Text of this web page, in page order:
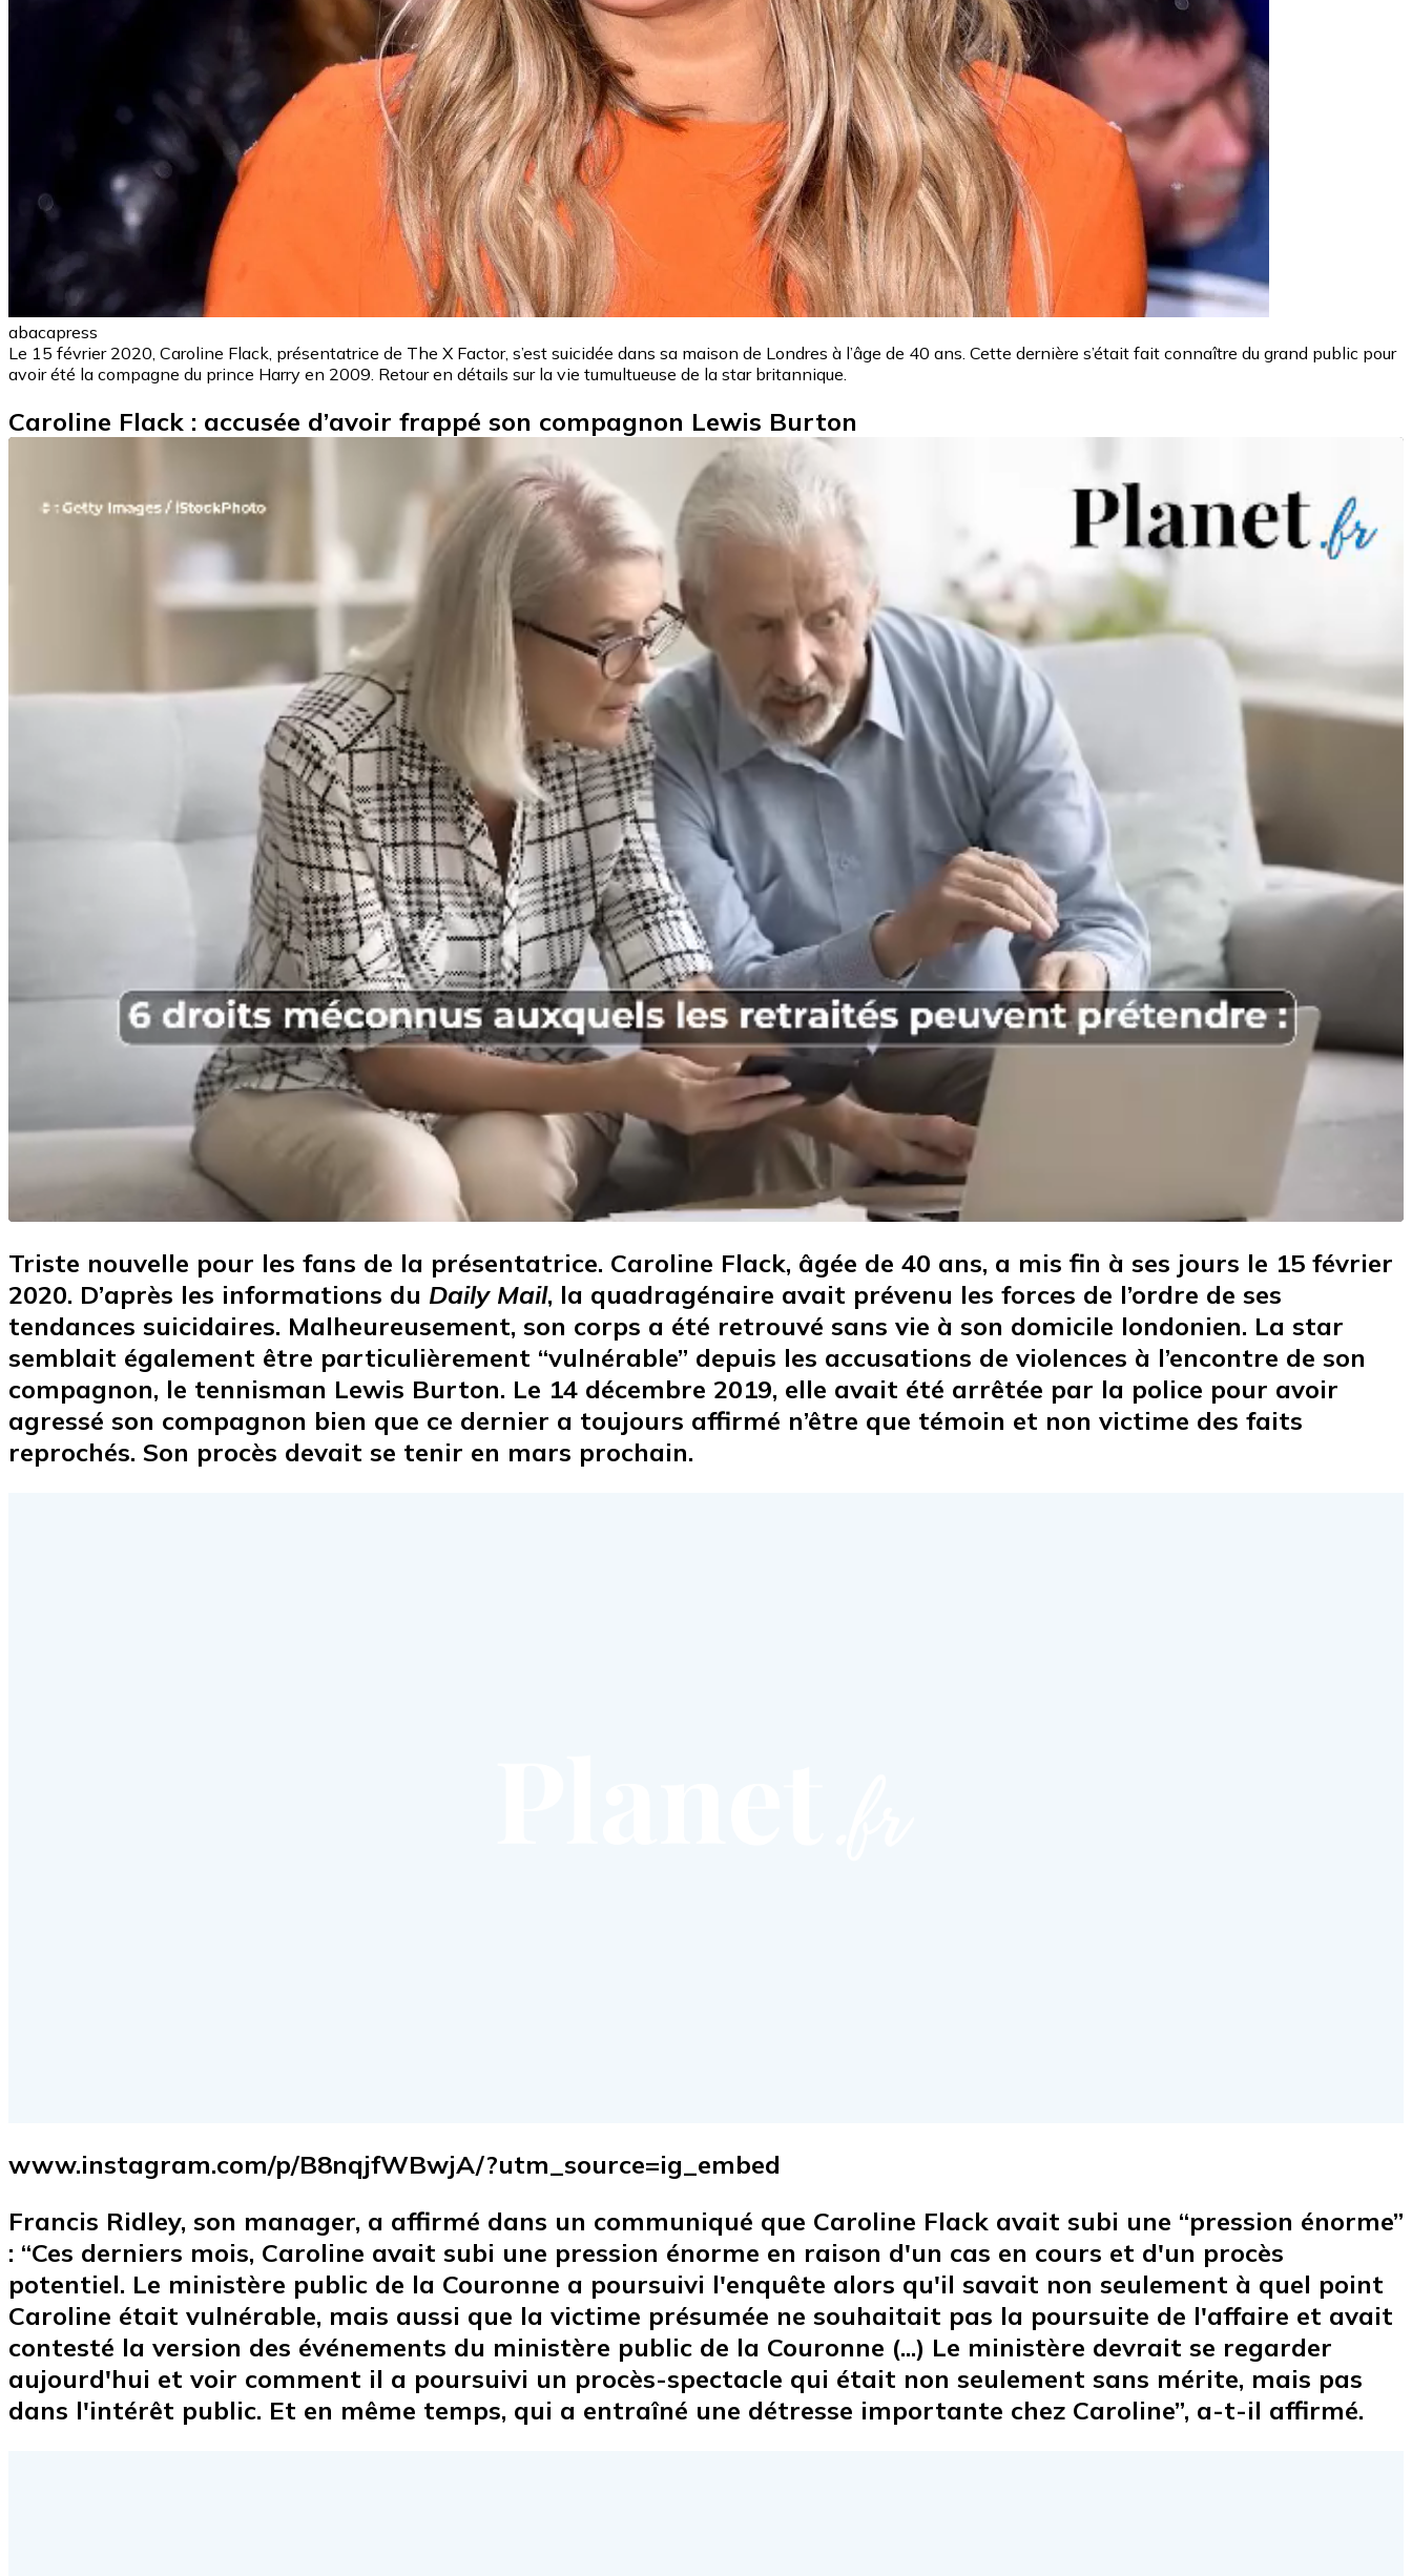
abacapress
Le 15 février 2020, Caroline Flack, présentatrice de The X Factor, s’est suicidée dans sa maison de Londres à l’âge de 40 ans. Cette dernière s’était fait connaître du grand public pour
avoir été la compagne du prince Harry en 2009. Retour en détails sur la vie tumultueuse de la star britannique.
Caroline Flack : accusée d’avoir frappé son compagnon Lewis Burton
Triste nouvelle pour les fans de la présentatrice. Caroline Flack, âgée de 40 ans, a mis fin à ses jours le 15 février
2020. D’après les informations du Daily Mail, la quadragénaire avait prévenu les forces de l’ordre de ses
tendances suicidaires. Malheureusement, son corps a été retrouvé sans vie à son domicile londonien. La star
semblait également être particulièrement “vulnérable” depuis les accusations de violences à l’encontre de son
compagnon, le tennisman Lewis Burton. Le 14 décembre 2019, elle avait été arrêtée par la police pour avoir
agressé son compagnon bien que ce dernier a toujours affirmé n’être que témoin et non victime des faits
reprochés. Son procès devait se tenir en mars prochain.
www.instagram.com/p/B8nqjfWBwjA/?utm_source=ig_embed
Francis Ridley, son manager, a affirmé dans un communiqué que Caroline Flack avait subi une “pression énorme”
: “Ces derniers mois, Caroline avait subi une pression énorme en raison d'un cas en cours et d'un procès
potentiel. Le ministère public de la Couronne a poursuivi l'enquête alors qu'il savait non seulement à quel point
Caroline était vulnérable, mais aussi que la victime présumée ne souhaitait pas la poursuite de l'affaire et avait
contesté la version des événements du ministère public de la Couronne (...) Le ministère devrait se regarder
aujourd'hui et voir comment il a poursuivi un procès-spectacle qui était non seulement sans mérite, mais pas
dans l'intérêt public. Et en même temps, qui a entraîné une détresse importante chez Caroline”, a-t-il affirmé.